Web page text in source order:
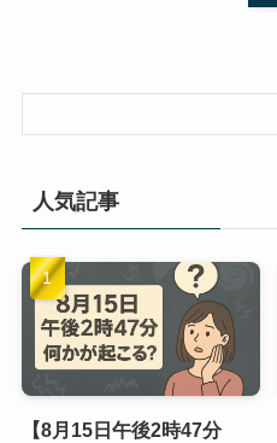
人気記事
【8月15日午後2時47分